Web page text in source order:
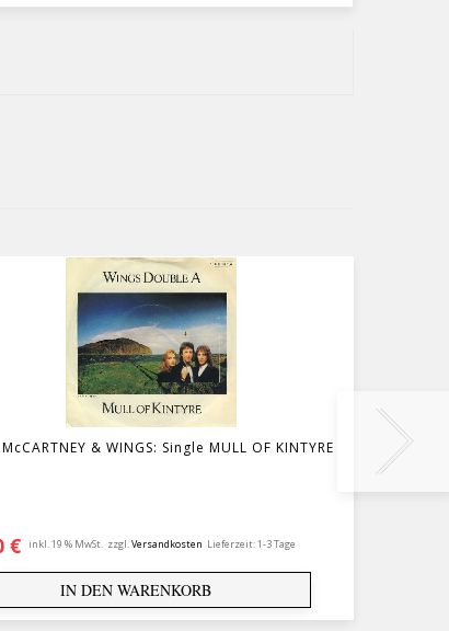
& WINGS: Single MULL OF KINTYRE
€ inkl. 19 % MwSt. zzgl.Versandkosten Lieferzeit:1-3 Tage
IN DEN WARENKORB